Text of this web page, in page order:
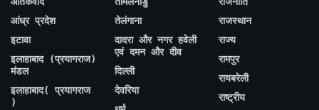
आंध्र प्रदेश
इटावा
इलाहाबाद (प्रयागराज)
मंडल
इलाहाबाद( प्रयागराज
)
तेलंगाना
दादरा और नगर हवेली
एवं दमन और दीव
दिल्ली
देवरिया
राजस्थान
राज्य
रामपुर
रायबरेली
राष्ट्रीय